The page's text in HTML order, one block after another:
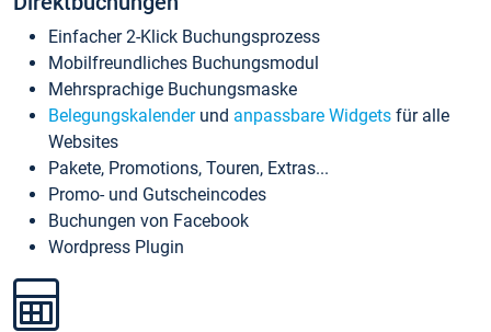
Einfacher 2-Klick Buchungsprozess
Mobilfreundliches Buchungsmodul
Mehrsprachige Buchungsmaske
Belegungskalenderund anpassbare Widgets für alle
Websites
Pakete, Promotions, Touren, Extras...
Promo- und Gutscheincodes
Buchungen von Facebook
Wordpress Plugin